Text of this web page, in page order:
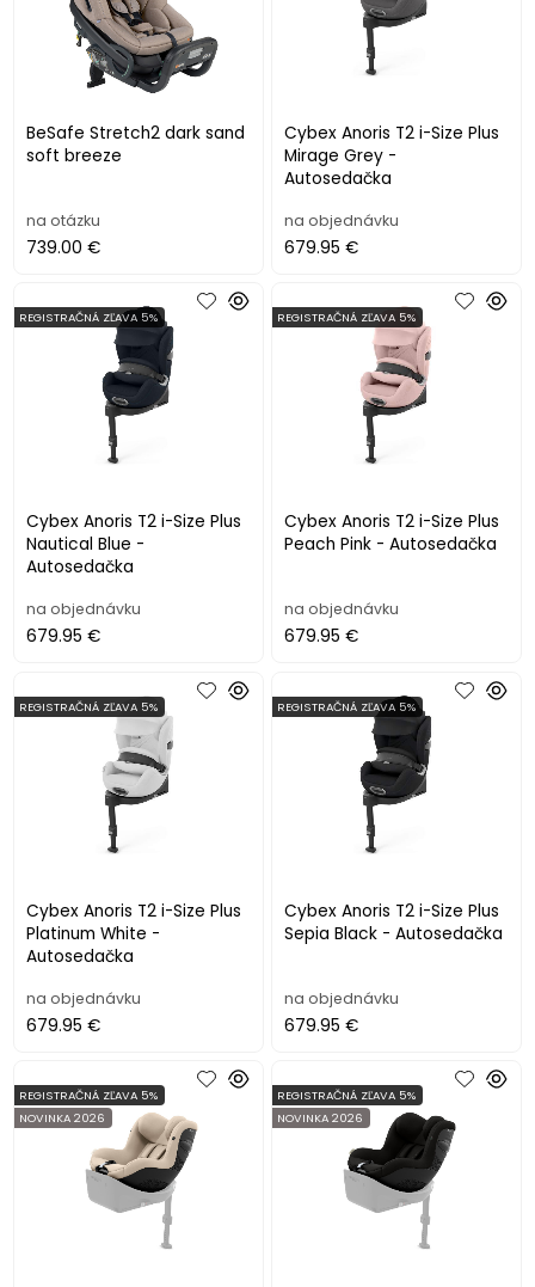
BeSafe Stretch2 dark sand
soft breeze
na otázku
739.00 €
Cybex Anoris T2 i-Size Plus
Mirage Grey -
Autosedačka
na objednávku
679.95 €
Cybex Anoris T2 i-Size Plus
Nautical Blue -
Autosedačka
REGISTRAČNÁ ZĽAVA 5%
na objednávku
679.95 €
Cybex Anoris T2 i-Size Plus
Peach Pink - Autosedačka
REGISTRAČNÁ ZĽAVA 5%
na objednávku
679.95 €
Cybex Anoris T2 i-Size Plus
Platinum White -
Autosedačka
REGISTRAČNÁ ZĽAVA 5%
na objednávku
679.95 €
Cybex Anoris T2 i-Size Plus
Sepia Black - Autosedačka
REGISTRAČNÁ ZĽAVA 5%
na objednávku
679.95 €
REGISTRAČNÁ ZĽAVA 5%
NOVINKA 2026
REGISTRAČNÁ ZĽAVA 5%
NOVINKA 2026